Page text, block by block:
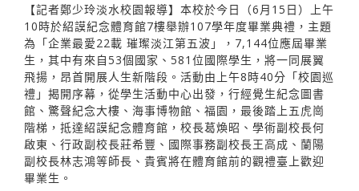
【記者鄭少玲淡水校園報導】本校於今日（6月15日）上午
10時於紹謨紀念體育館7樓舉辦107學年度畢業典禮，主題
為「企業最愛22載 璀璨淡江第五波」，7,144位應屆畢業
生，其中有來自53個國家、581位國際學生，將一同展翼
飛揚，昂首開展人生新階段。活動由上午8時40分「校園巡
禮」揭開序幕，從學生活動中心出發，行經覺生紀念圖書
館、驚聲紀念大樓、海事博物館、福園，最後踏上五虎崗
階梯，抵達紹謨紀念體育館，校長葛煥昭、學術副校長何
啟東、行政副校長莊希豐、國際事務副校長王高成、蘭陽
副校長林志鴻等師長、貴賓將在體育館前的觀禮臺上歡迎
畢業生。